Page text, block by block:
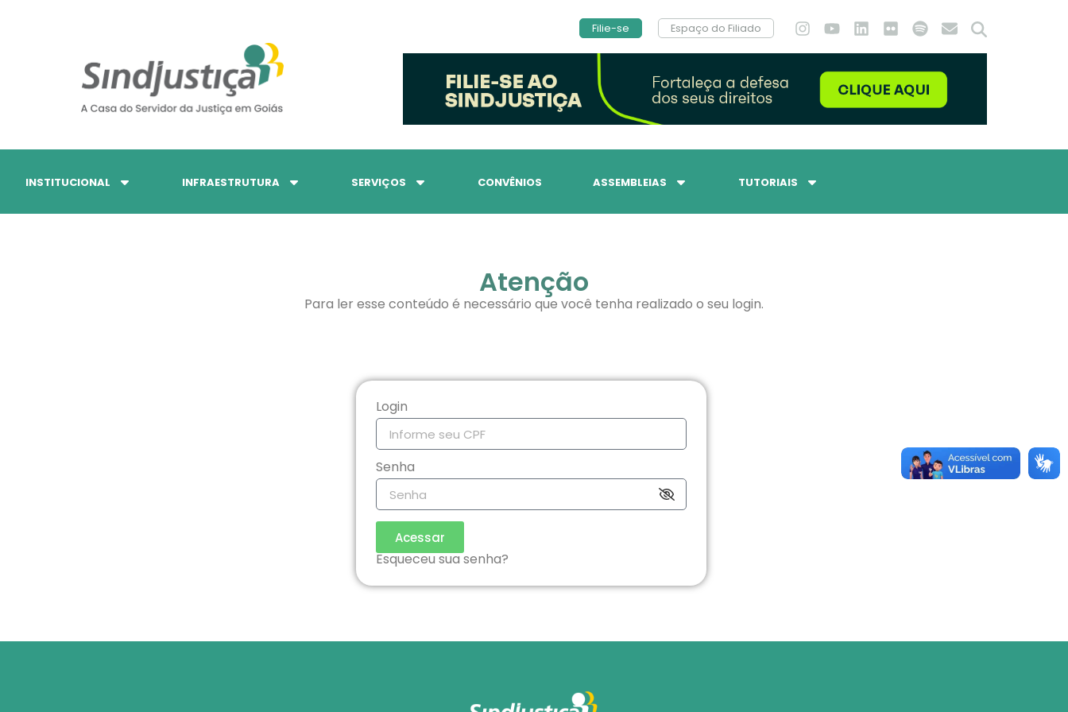
Filie-se Espaço do Filiado
INSTITUCIONAL INFRAESTRUTURA SERVIÇOS CONVÊNIOS ASSEMBLEIAS TUTORIAIS
Atenção
Para ler esse conteúdo é necessário que você tenha realizado o seu login.
Login
Senha
Acessar
Esqueceu sua senha?